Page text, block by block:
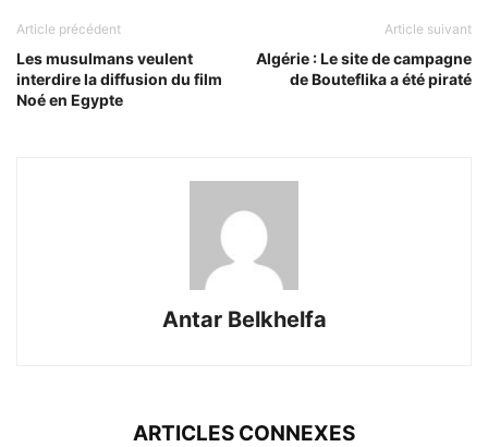
Article précédent
Les musulmans veulent
interdire la diffusion du film
Noé en Egypte
Article suivant
Algérie : Le site de campagne
de Bouteflika a été piraté
Antar Belkhelfa
ARTICLES CONNEXES